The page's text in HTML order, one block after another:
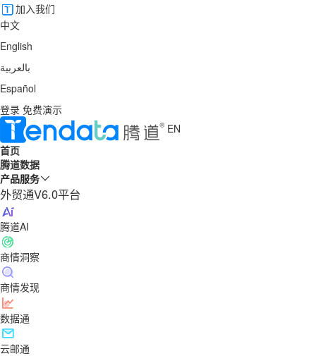
加入我们
中文
English
بالعربية
Español
登录 免费演示
EN
首页
腾道数据
产品服务
外贸通V6.0平台
腾道AI
商情洞察
商情发现
数据通
云邮通